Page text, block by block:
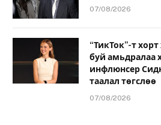
07/08/2026
“ТикТок”-т
буй амьдралаа
инфлюнсер
таалал төгслөө
07/08/2026